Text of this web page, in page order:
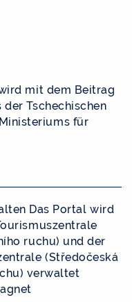
mit dem Beitrag
Tschechischen
für
Das Portal wird
ruchu) und der
(Středočeská
verwaltet